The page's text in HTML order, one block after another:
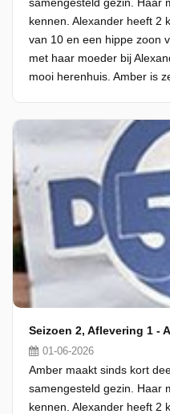
kennen. Alexander heeft 2
van 10 en een hippe zoon
met haar moeder bij
mooi herenhuis. Amber is
01-06-2026
Amber maakt sinds kort
samengesteld gezin. Haar
kennen. Alexander heeft 2